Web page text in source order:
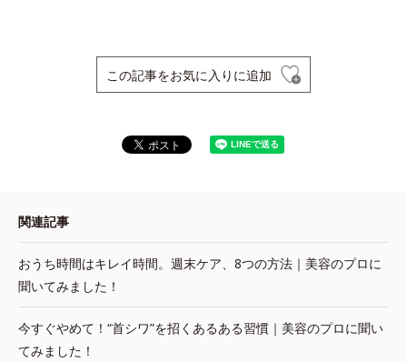
この記事をお気に入りに追加
関連記事
おうち時間はキレイ時間。週末ケア、8つの方法｜美容のプロに
聞いてみました！
今すぐやめて！“首シワ”を招くあるある習慣｜美容のプロに聞い
てみました！